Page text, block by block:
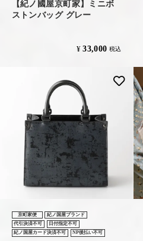
【紀ノ國屋京町家】ミニボ
ストンバッグ グレー
¥ 33,000 税込
京町家便
紀ノ国屋ブランド
代引決済不可
日付指定不可
紀ノ国屋カード決済不可
NP後払い不可